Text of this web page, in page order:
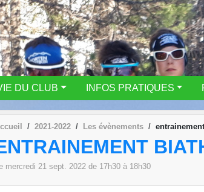
DU CLUB INFOS PRATIQUES
2021-2022 Les évènements
mercredi 21 sept. 2022 de 17h30 à 18h30